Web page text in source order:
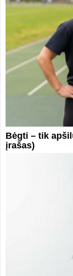
Bėgti – tik
įrašas)